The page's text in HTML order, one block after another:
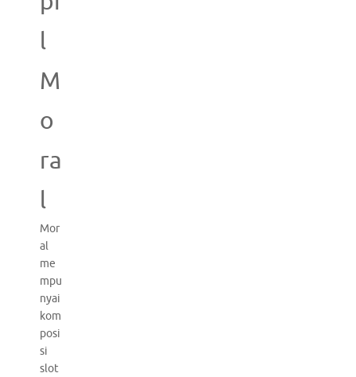
l
M
o
ra
l
Mor
al
me
mpu
nyai
kom
posi
si
slot